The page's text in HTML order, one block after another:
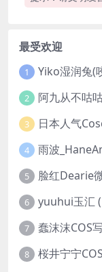
最受欢迎
1
2 阿九从不咕
3
4 雨波
5 脸红Dearie
6
7 蠢沫沫COS
8 桜井宁宁